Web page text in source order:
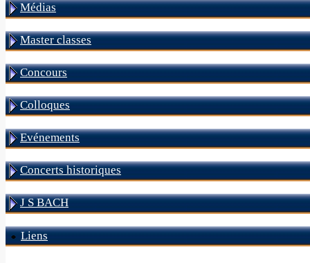
Médias
Master classes
Concours
Colloques
Evénements
Concerts historiques
J S BACH
Liens